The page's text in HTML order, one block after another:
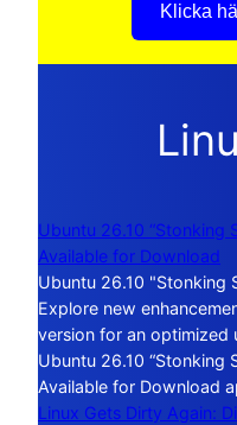
Klicka
Ubuntu 26.10 “Stonking
Available for Download
Ubuntu 26.10 "Stonking
Explore new
version for an optimized
Ubuntu 26.10 “Stonking
Available for Download
Linux Gets Dirty Again: